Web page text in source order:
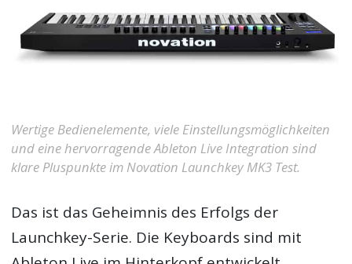
Wertige Bedienelemente, viele Einstellungsmöglichkeiten
und eine hervorragende Ableton Live Integration sind
klare Pluspunkte im Novation Launchkey MK3 Test.
Das ist das Geheimnis des Erfolgs der
Launchkey-Serie. Die Keyboards sind mit